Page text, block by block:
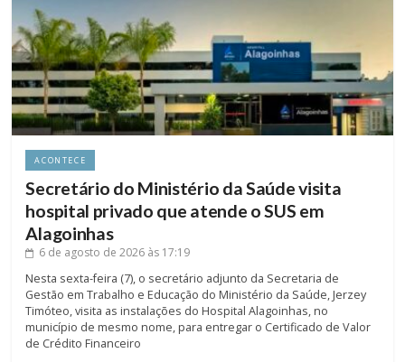
ACONTECE
Secretário do Ministério da Saúde visita
hospital privado que atende o SUS em
Alagoinhas
6 de agosto de 2026 às 17:19
Nesta sexta-feira (7), o secretário adjunto da Secretaria de
Gestão em Trabalho e Educação do Ministério da Saúde, Jerzey
Timóteo, visita as instalações do Hospital Alagoinhas, no
município de mesmo nome, para entregar o Certificado de Valor
de Crédito Financeiro